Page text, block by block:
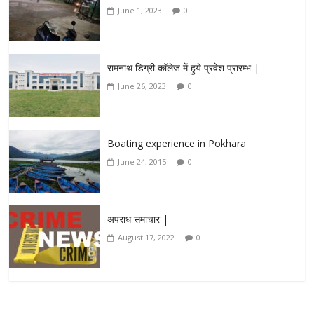
June 1, 2023 0
रामनाथ डिग्री कॉलेज में हुये प्रवेश प्रारम्भ |
June 26, 2023 0
Boating experience in Pokhara
June 24, 2015 0
अपराध समाचार |
August 17, 2022 0